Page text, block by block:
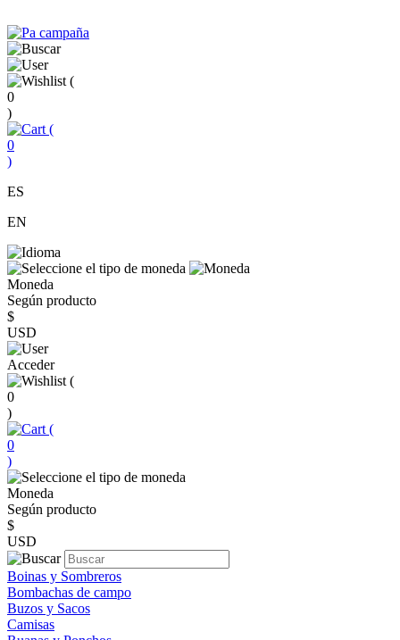
(
0
)
(
0
)
ES
EN
Moneda
Según producto
$
USD
Acceder
(
0
)
(
0
)
Moneda
Según producto
$
USD
Boinas y Sombreros
Bombachas de campo
Buzos y Sacos
Camisas